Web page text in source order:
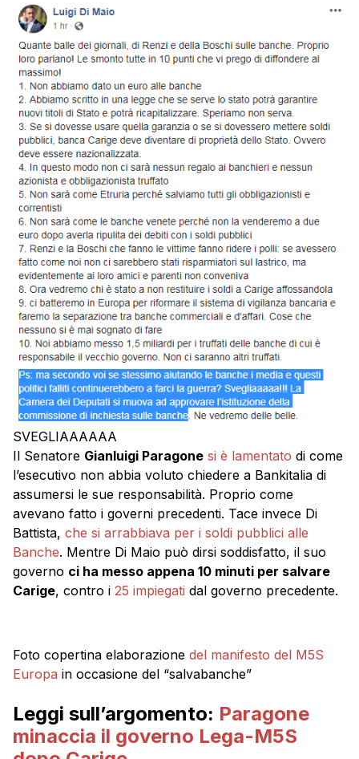
SVEGLIAAAAAA
Il Senatore Gianluigi Paragone si è lamentato di come
l’esecutivo non abbia voluto chiedere a Bankitalia di
assumersi le sue responsabilità. Proprio come
avevano fatto i governi precedenti. Tace invece Di
Battista, che si arrabbiava per i soldi pubblici alle
Banche. Mentre Di Maio può dirsi soddisfatto, il suo
governo ci ha messo appena 10 minuti per salvare
Carige, contro i 25 impiegati dal governo precedente.
Foto copertina elaborazione del manifesto del M5S
Europa in occasione del “salvabanche”
Leggi sull’argomento: Paragone
minaccia il governo Lega-M5S